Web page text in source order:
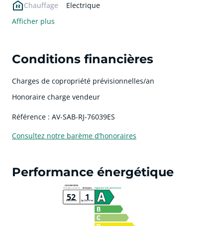
Chauffage
Electrique
Afficher plus
Conditions financières
Charges de copropriété prévisionnelles/an
Honoraire charge vendeur
Référence : AV-SAB-RJ-76039ES
Consultez notre barème d’honoraires
Performance énergétique
52 1